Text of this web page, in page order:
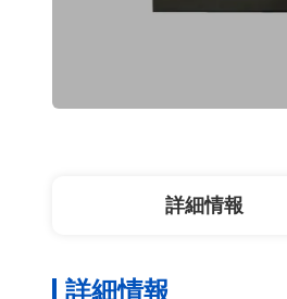
詳細情報
詳細情報